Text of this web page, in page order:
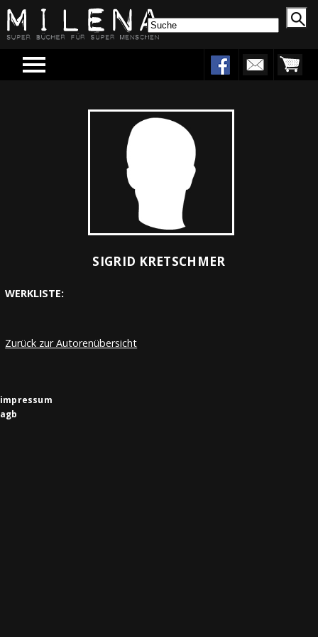
Menu
SIGRID KRETSCHMER
WERKLISTE:
Zurück zur Autorenübersicht
impressum
agb